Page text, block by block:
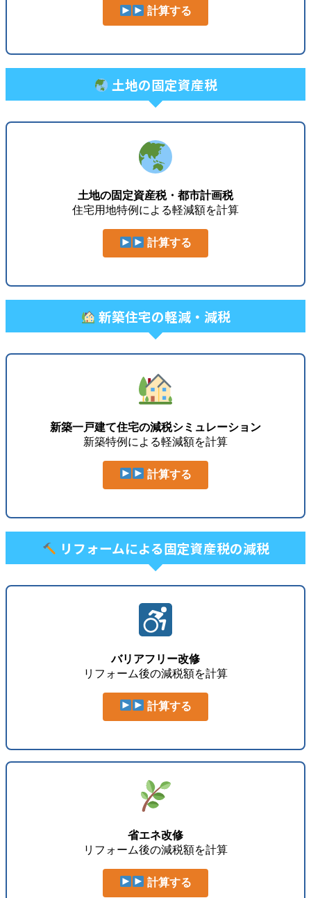
計算する
土地の固定資産税
土地の固定資産税・都市計画税
住宅用地特例による軽減額を計算
計算する
新築住宅の軽減・減税
新築一戸建て住宅の減税シミュレーション
新築特例による軽減額を計算
計算する
リフォームによる固定資産税の減税
バリアフリー改修
リフォーム後の減税額を計算
計算する
省エネ改修
リフォーム後の減税額を計算
計算する